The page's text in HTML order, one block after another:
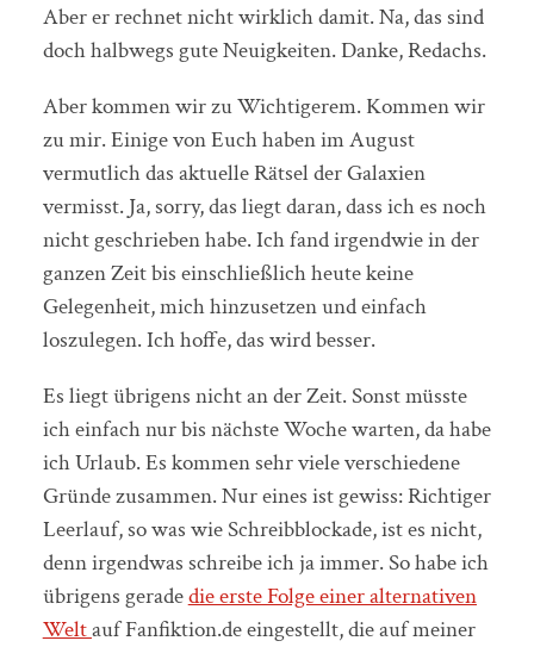
Aber er rechnet nicht wirklich damit. Na, das sind
doch halbwegs gute Neuigkeiten. Danke, Redachs.
Aber kommen wir zu Wichtigerem. Kommen wir
zu mir. Einige von Euch haben im August
vermutlich das aktuelle Rätsel der Galaxien
vermisst. Ja, sorry, das liegt daran, dass ich es noch
nicht geschrieben habe. Ich fand irgendwie in der
ganzen Zeit bis einschließlich heute keine
Gelegenheit, mich hinzusetzen und einfach
loszulegen. Ich hoffe, das wird besser.
Es liegt übrigens nicht an der Zeit. Sonst müsste
ich einfach nur bis nächste Woche warten, da habe
ich Urlaub. Es kommen sehr viele verschiedene
Gründe zusammen. Nur eines ist gewiss: Richtiger
Leerlauf, so was wie Schreibblockade, ist es nicht,
denn irgendwas schreibe ich ja immer. So habe ich
übrigens geradedie erste Folge einer alternativen
Weltauf Fanfiktion.de eingestellt, die auf meiner